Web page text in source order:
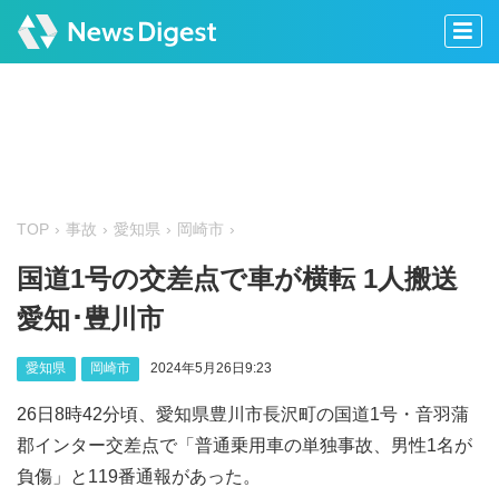
TOP 事故 愛知県 岡崎市
国道1号の交差点で車が横転 1人搬送
愛知･豊川市
愛知県 岡崎市 2024年5月26日9:23
26日8時42分頃、愛知県豊川市長沢町の国道1号・音羽蒲
郡インター交差点で「普通乗用車の単独事故、男性1名が
負傷」と119番通報があった。